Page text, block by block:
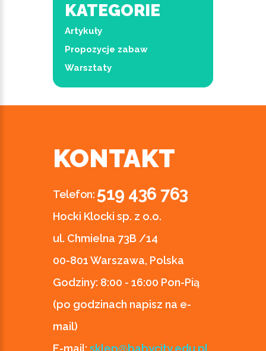
KATEGORIE
Artykuły
Propozycje zabaw
Warsztaty
KONTAKT
Telefon: 519 436 763
Hocki Klocki sp. z o.o.
ul. Chmielna 73B /14
00-801 Warszawa, Polska
Godziny: 8:00 - 16:00 Pon-Pią
(po godzinach napisz na e-
mail)
E-mail: sklep@babycity.edu.pl